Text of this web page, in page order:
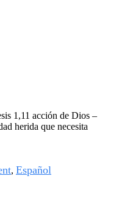
1,11 acción de Dios –
herida que necesita
, Español